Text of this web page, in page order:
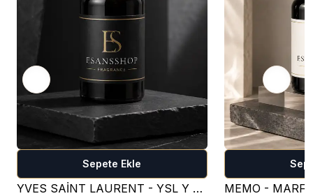
Sepete Ekle
YVES SAİNT LAURENT - YSL Y FOR MEN PARFÜM ESANSI - OM401 ( FRESH )